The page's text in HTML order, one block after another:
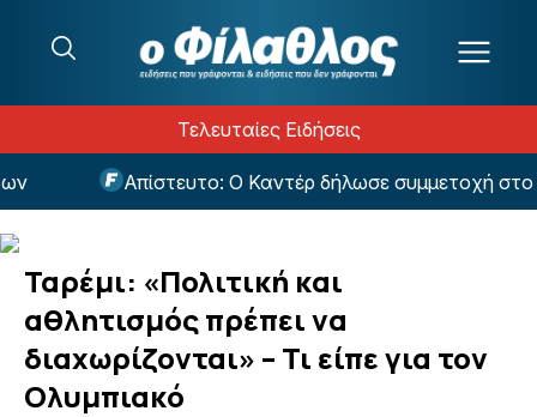
Τελευταίες Ειδήσεις
Απίστευτο: Ο Καντέρ δήλωσε συμμετοχή στο
Ταρέμι: «Πολιτική και
αθλητισμός πρέπει να
διαχωρίζονται» – Τι είπε για τον
Ολυμπιακό